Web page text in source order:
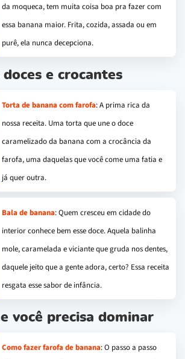
da moqueca, tem muita coisa boa pra fazer com
essa banana maior. Frita, cozida, assada ou em
purê, ela nunca decepciona.
e crocantes
Torta de banana com farofa: A prima rica da
nossa receita. Uma torta que une o doce
caramelizado da banana com a crocância da
farofa, uma daquelas que você come uma fatia e
já quer outra.
Bala de banana: Quem cresceu em cidade do
interior conhece bem esse doce. Aquela balinha
mole, caramelada e viciante que gruda nos dentes,
daquele jeito que a gente adora, certo? Essa receita
resgata esse sabor de infância.
você precisa dominar
Como fazer farofa de banana: O passo a passo